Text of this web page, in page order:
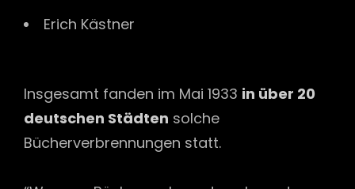
Erich Kästner
Insgesamt fanden im Mai 1933 in über 20
deutschen Städten solche
Bücherverbrennungen statt.